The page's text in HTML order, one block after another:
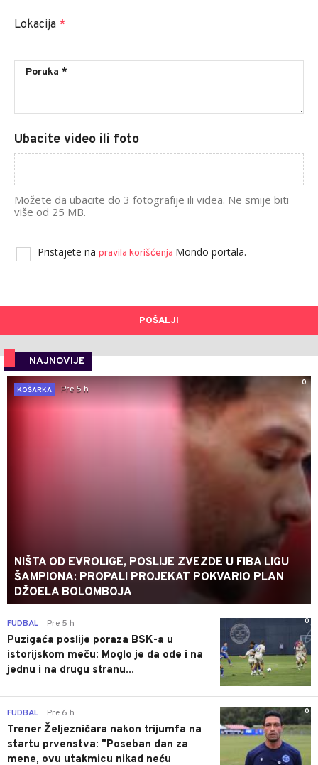
Lokacija *
Ubacite video ili foto
Možete da ubacite do 3 fotografije ili videa. Ne smije biti
više od 25 MB.
Pristajete na pravila korišćenja Mondo portala.
POŠALJI
NAJNOVIJE
0
KOŠARKA
Pre 5 h
NIŠTA OD EVROLIGE, POSLIJE ZVEZDE U FIBA LIGU
ŠAMPIONA: PROPALI PROJEKAT POKVARIO PLAN
DŽOELA BOLOMBOJA
0
FUDBAL Pre 5 h
Puzigaća poslije poraza BSK-a u
istorijskom meču: Moglo je da ode i na
jednu i na drugu stranu...
0
FUDBAL Pre 6 h
Trener Željezničara nakon trijumfa na
startu prvenstva: "Poseban dan za
mene, ovu utakmicu nikad neću